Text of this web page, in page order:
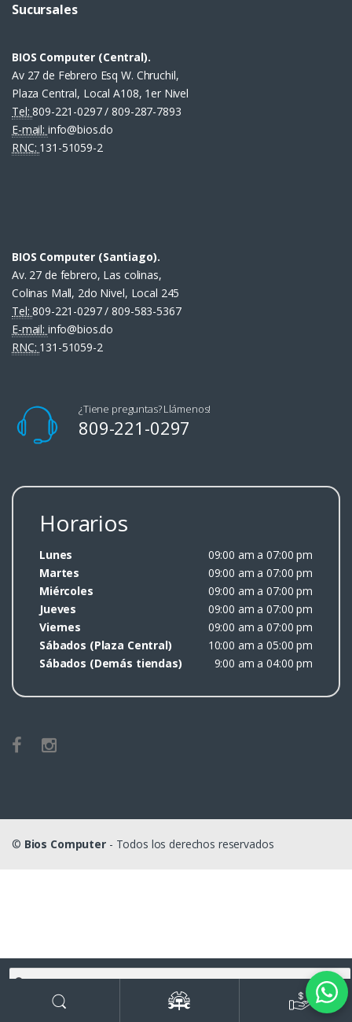
Sucursales
BIOS Computer (Central).
Av 27 de Febrero Esq W. Chruchil,
Plaza Central, Local A108, 1er Nivel
Tel:809-221-0297 / 809-287-7893
E-mail: info@bios.do
RNC: 131-51059-2
BIOS Computer (Santiago).
Av. 27 de febrero, Las colinas,
Colinas Mall, 2do Nivel, Local 245
Tel:809-221-0297 / 809-583-5367
E-mail: info@bios.do
RNC: 131-51059-2
¿Tiene preguntas? Llámenos!
809-221-0297
Horarios
Lunes
09:00 am a 07:00 pm
Martes
09:00 am a 07:00 pm
Miércoles
09:00 am a 07:00 pm
Jueves
09:00 am a 07:00 pm
Viernes
09:00 am a 07:00 pm
Sábados (Plaza Central)
10:00 am a 05:00 pm
Sábados (Demás tiendas)
9:00 am a 04:00 pm
© Bios Computer- Todos los derechos reservados
Buscar